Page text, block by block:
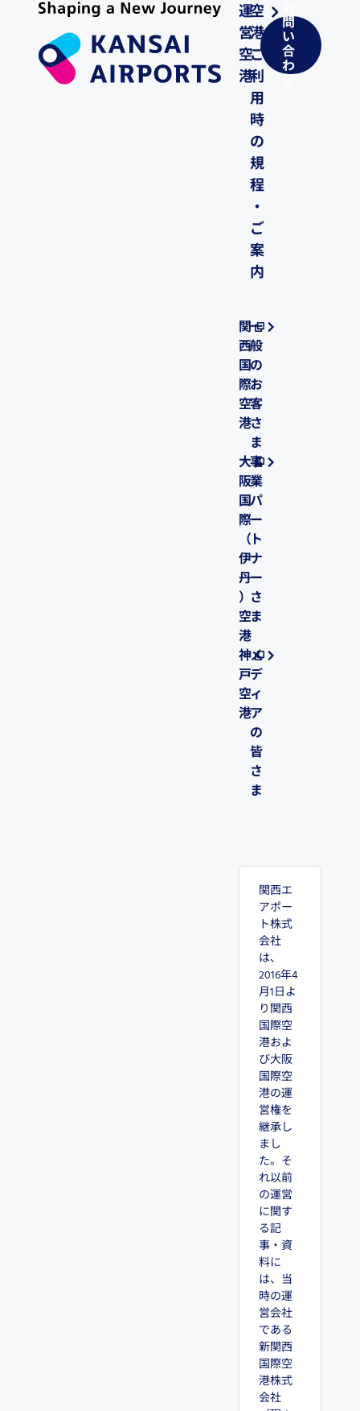
運
営
空
港
関
西
国
際
空
港
大
阪
国
際
（
伊
丹
）
空
港
神
戸
空
港
空
港
ご
利
用
時
の
規
程
・
ご
案
内
一
般
の
お
客
さ
ま
事
業
パ
ー
ト
ナ
ー
さ
ま
メ
デ
ィ
ア
の
皆
さ
ま
問
い
合
わ
関西エ
アポー
ト株式
会社
は、
2016年4
月1日よ
り関西
国際空
港およ
び大阪
国際空
港の運
営権を
継承し
まし
た。そ
れ以前
の運営
に関す
る記
事・資
料に
は、当
時の運
営会社
である
新関西
国際空
港株式
会社